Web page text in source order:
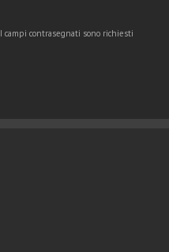
I campi contrasegnati sono richiesti